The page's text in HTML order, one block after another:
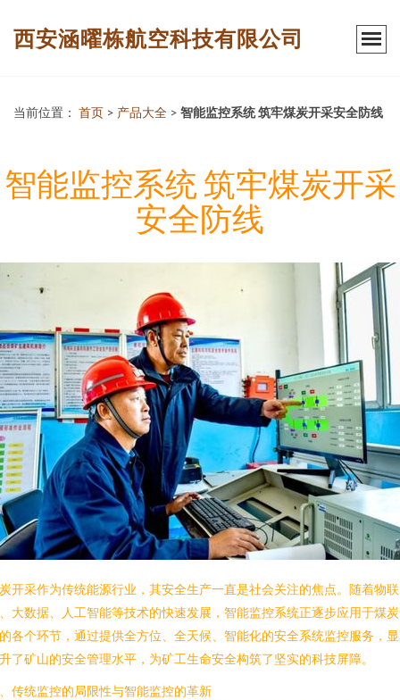
西安涵曜栋航空科技有限公司
当前位置： 首页 > 产品大全 > 智能监控系统 筑牢煤炭开采安全防线
智能监控系统 筑牢煤炭开采
安全防线
开采作为传统能源行业，其安全生产一直是社会关注的焦点。随着物联
大数据、人工智能等技术的快速发展，智能监控系统正逐步应用于煤
各个环节，通过提供全方位、全天候、智能化的安全系统监控服务，
了矿山的安全管理水平，为矿工生命安全构筑了坚实的科技屏障。
传统监控的局限性与智能监控的革新